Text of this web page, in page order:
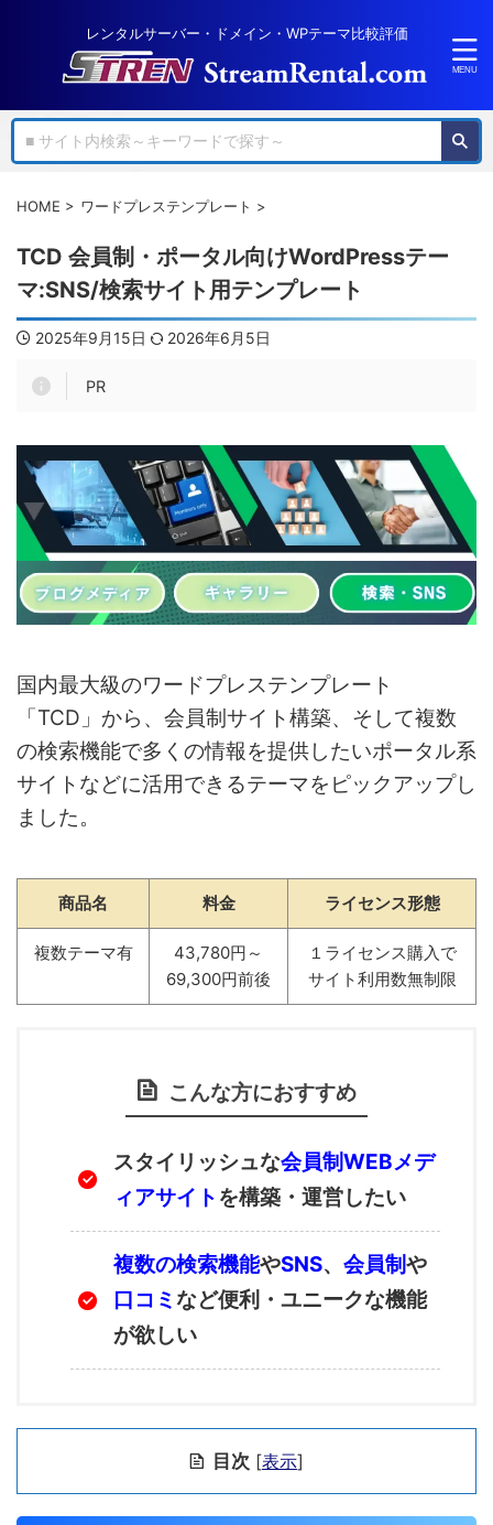
レンタルサーバー・ドメイン・WPテーマ比較評価
HOME > ワードプレステンプレート >
TCD 会員制・ポータル向けWordPressテー
マ:SNS/検索サイト用テンプレート
2025年9月15日 2026年6月5日
PR
国内最大級のワードプレステンプレート
「TCD」から、会員制サイト構築、そして複数
の検索機能で多くの情報を提供したいポータル系
サイトなどに活用できるテーマをピックアップし
ました。
商品名 料金 ライセンス形態
複数テーマ有
43,780円～
69,300円前後
１ライセンス購入で
サイト利用数無制限
こんな方におすすめ
スタイリッシュな会員制WEBメデ
ィアサイト を構築・運営したい
複数の検索機能やSNS、 会員制や
口コミなど便利・ユニークな機能
が欲しい
目次 [表示]